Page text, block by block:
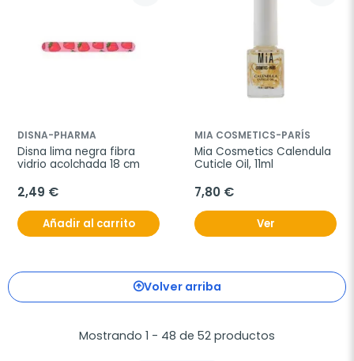
DISNA-PHARMA
Disna lima negra fibra
vidrio acolchada 18 cm
2,49 €
Añadir al carrito
MIA COSMETICS-PARÍS
Mia Cosmetics Calendula
Cuticle Oil, 11ml
7,80 €
Ver
Volver arriba
Mostrando 1 - 48 de 52 productos